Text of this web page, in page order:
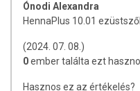
Ónodi Alexandra
HennaPlus 10.01
(2024. 07. 08.)
0ember találta ezt
Hasznos ez az értékelés?